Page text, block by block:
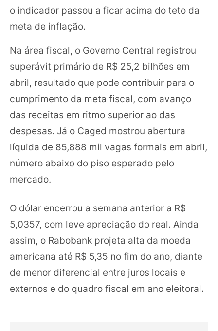
o indicador passou a ficar acima do teto da
meta de inflação.
Na área fiscal, o Governo Central registrou
superávit primário de R$ 25,2 bilhões em
abril, resultado que pode contribuir para o
cumprimento da meta fiscal, com avanço
das receitas em ritmo superior ao das
despesas. Já o Caged mostrou abertura
líquida de 85,888 mil vagas formais em abril,
número abaixo do piso esperado pelo
mercado.
O dólar encerrou a semana anterior a R$
5,0357, com leve apreciação do real. Ainda
assim, o Rabobank projeta alta da moeda
americana até R$ 5,35 no fim do ano, diante
de menor diferencial entre juros locais e
externos e do quadro fiscal em ano eleitoral.